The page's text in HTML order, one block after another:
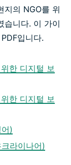
지의 NGO를 위
습니다. 이 가이
입니다.
한 디지털 보
한 디지털 보
)
라이나어)